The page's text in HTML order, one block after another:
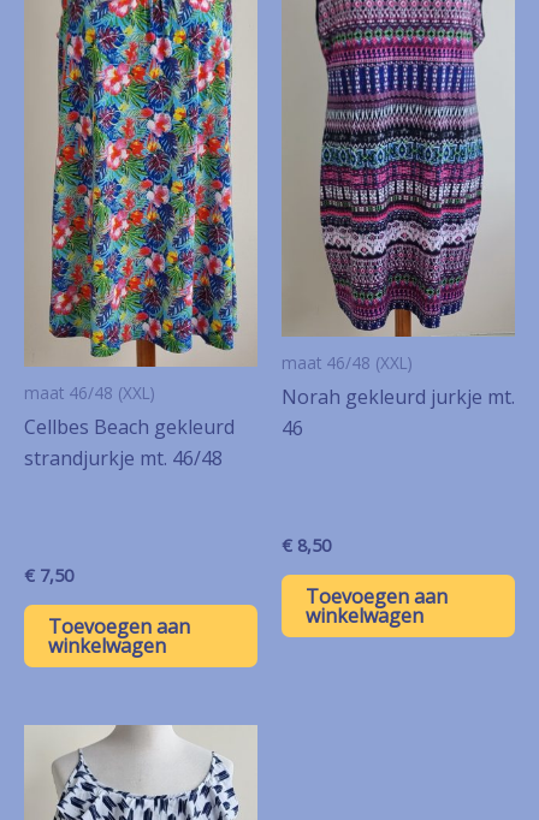
maat 46/48 (XXL)
Cellbes Beach gekleurd
strandjurkje mt. 46/48
€ 7,50
Toevoegen aan
winkelwagen
maat 46/48 (XXL)
Norah gekleurd jurkje mt.
46
€ 8,50
Toevoegen aan
winkelwagen